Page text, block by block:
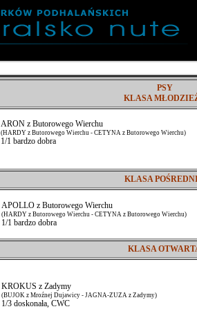
PSY
KLASA
ARON z Butorowego Wierchu
(HARDY z Butorowego Wierchu - CETYNA z Butorowego Wierchu)
1/1 bardzo dobra
KLASA
APOLLO z Butorowego Wierchu
(HARDY z Butorowego Wierchu - CETYNA z Butorowego Wierchu)
1/1 bardzo dobra
KLASA
KROKUS z Zadymy
(BUJOK z Mroźnej Dujawicy - JAGNA-ZUZA z Zadymy)
1/3 doskonała, CWC